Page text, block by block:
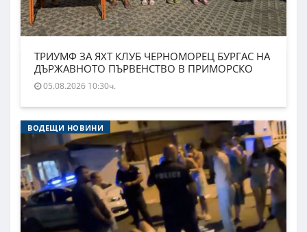
ТРИУМФ ЗА ЯХТ КЛУБ ЧЕРНОМОРЕЦ БУРГАС НА
ДЪРЖАВНОТО ПЪРВЕНСТВО В ПРИМОРСКО
05.08.2026 10:30ч.
ВОДЕЩИ НОВИНИ